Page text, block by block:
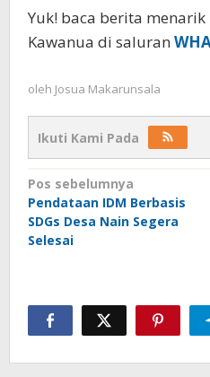
Yuk! baca berita
Kawanua di saluran
oleh Josua Makarunsala
Ikuti Kami Pada
Navigasi
pos
Pos sebelumnya
Pendataan IDM Berbasis
SDGs Desa Nain Segera
Selesai